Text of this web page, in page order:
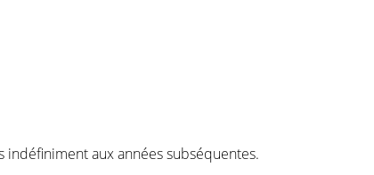
aux années subséquentes.